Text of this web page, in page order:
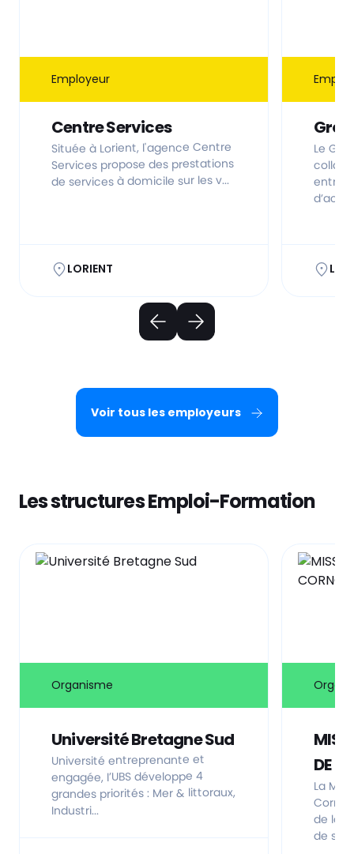
Employeur
Centre Services
Située à Lorient, l'agence Centre
Services propose des prestations
de services à domicile sur les v...
LORIENT
Le
Voir tous les employeurs
Les structures Emploi-Formation
Organisme
Université Bretagne Sud
Université entreprenante et
engagée, l’UBS développe 4
grandes priorités : Mer & littoraux,
Industri...
DE
La
de loi
de